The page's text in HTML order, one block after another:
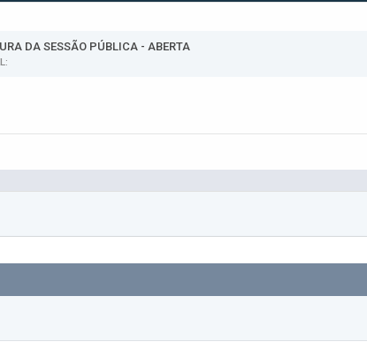
DA SESSÃO PÚBLICA - ABERTA